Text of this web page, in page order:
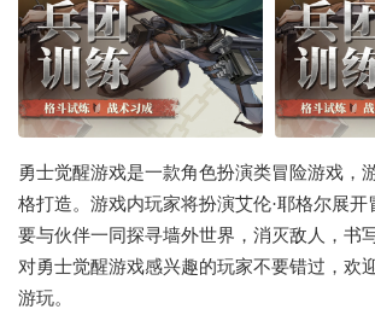
勇士觉醒游戏是一款角色扮演类冒险游戏，
格打造。游戏内玩家将扮演艾伦·耶格尔展
要与伙伴一同探寻墙外世界，消灭敌人，书
对勇士觉醒游戏感兴趣的玩家不要错过，欢
游玩。